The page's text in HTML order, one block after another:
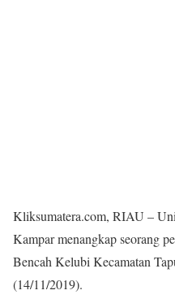
Kliksumatera.com, RIAU –
Kampar menangkap seorang
Bencah Kelubi Kecamatan
(14/11/2019).